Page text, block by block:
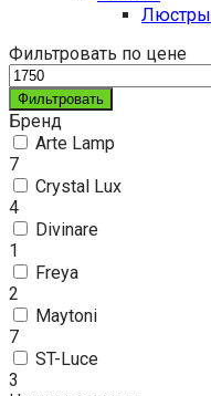
Люстры
Фильтровать по цене
Фильтровать
Бренд
Arte Lamp
7
Crystal Lux
4
Divinare
1
Freya
2
Maytoni
7
ST-Luce
3